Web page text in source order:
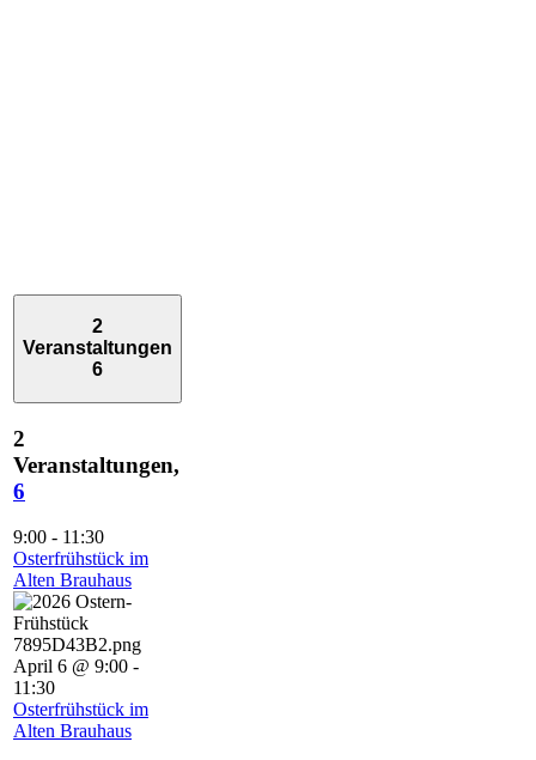
2
Veranstaltungen
6
2
Veranstaltungen,
6
9:00 - 11:30
Osterfrühstück im
Alten Brauhaus
April 6 @ 9:00 -
11:30
Osterfrühstück im
Alten Brauhaus